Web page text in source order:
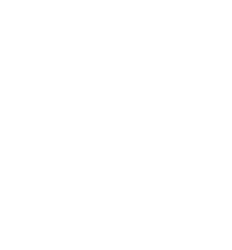
Israel y
fuego en